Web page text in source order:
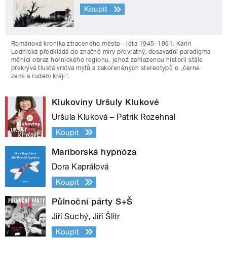
Koupit
Románová kronika ztraceného města - léta 1945–1961. Karin
Lednická předkládá do značné míry převratný, dosavadní paradigma
měnící obraz hornického regionu, jehož zahlazenou historii stále
překrývá tlustá vrstva mýtů a zakořeněných stereotypů o „černé
zemi a rudém kraji“.
Klukoviny Uršuly Klukové
Uršula Kluková – Patrik Rozehnal
Koupit
Mariborská hypnóza
Dora Kaprálová
Koupit
Půlnoční párty S+Š
Jiří Suchý, Jiří Šlitr
Koupit